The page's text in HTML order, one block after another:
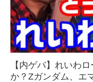
【内ゲバ】れいわ
か？Zガンダム、エ